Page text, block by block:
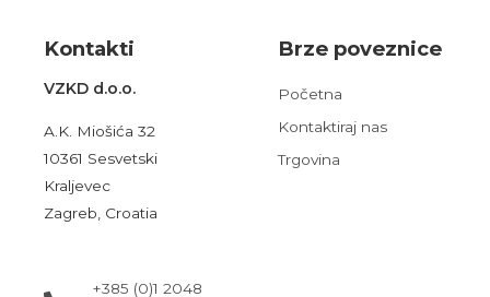
Kontakti
VZKD d.o.o.
A.K. Miošića 32
10361 Sesvetski
Kraljevec
Zagreb, Croatia
+385 (0)1 2048
Brze poveznice
Početna
Kontaktiraj nas
Trgovina